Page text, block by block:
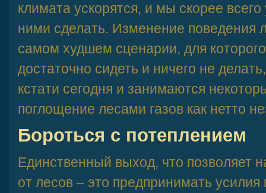
климата ускорятся, и мы скорее
ними сделать. Изменение поведения
самом худшем сценарии, для
достаточно сидеть и ничего не
кстати сегодня и занимаются
поглощение лесами газов как нетто
Бороться с потеплением
Единственный выход, что позволяет
от лесов – это предпринимать